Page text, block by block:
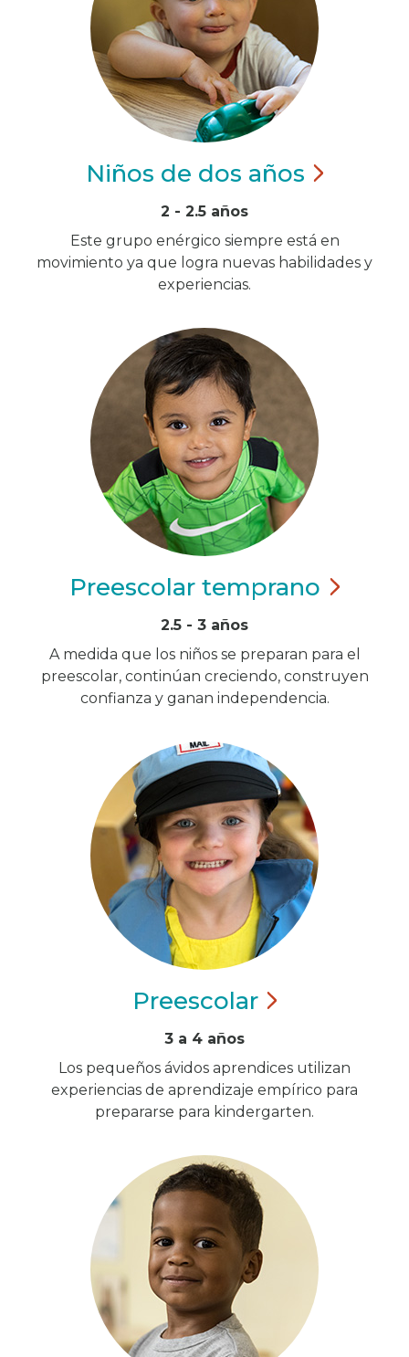
Niños de dos años
2 - 2.5 años
Este grupo enérgico siempre está en
movimiento ya que logra nuevas habilidades y
experiencias.
Preescolar temprano
2.5 - 3 años
A medida que los niños se preparan para el
preescolar, continúan creciendo, construyen
confianza y ganan independencia.
Preescolar
3 a 4 años
Los pequeños ávidos aprendices utilizan
experiencias de aprendizaje empírico para
prepararse para kindergarten.